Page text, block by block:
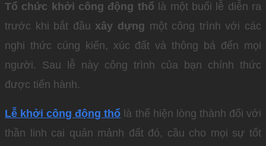
Tổ chức khởi công động thổ là một buổi lễ diễn ra
trước khi bắt đầu xây dựng một công trình với các
nghi thức cúng kiến, xúc đất và thông bá đến mọi
người. Sau lễ này công trình của bạn chính thức
được tiến hành.
Lễ khởi công động thổ là thể hiện lòng thành đối với
thần linh cai quản mảnh đất đó, cầu cho mọi sự tốt